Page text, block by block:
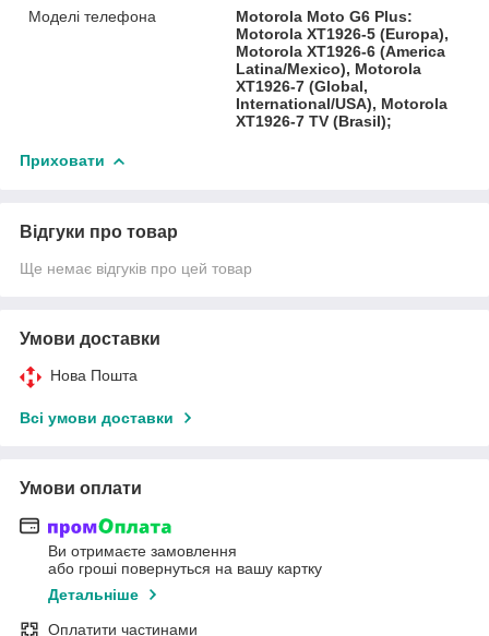
Моделі телефона
Motorola Moto G6 Plus:
Motorola XT1926-5 (Europa),
Motorola XT1926-6 (America
Latina/Mexico), Motorola
XT1926-7 (Global,
International/USA), Motorola
XT1926-7 TV (Brasil);
Приховати
Відгуки про товар
Ще немає відгуків про цей товар
Умови доставки
Нова Пошта
Всі умови доставки
Умови оплати
Ви отримаєте замовлення
або гроші повернуться на вашу картку
Детальніше
Оплатити частинами